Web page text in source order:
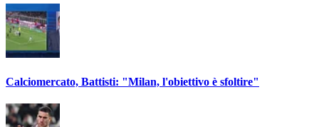
Calciomercato, Battisti: "Milan, l'obiettivo è sfoltire"